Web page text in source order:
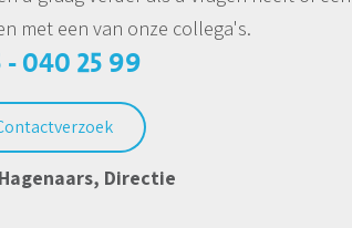
met een van onze collega's.
- 040 25 99
Directie